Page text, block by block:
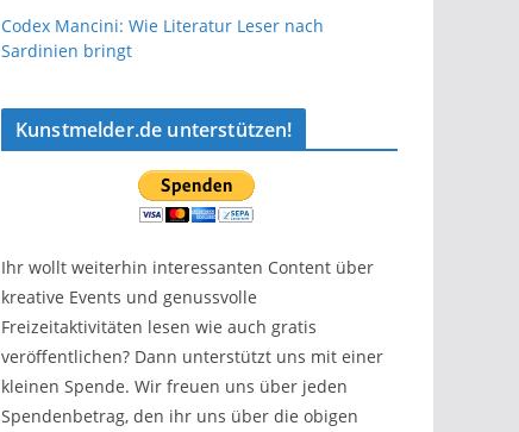
Codex Mancini: Wie Literatur Leser nach
Sardinien bringt
Kunstmelder.de unterstützen!
Ihr wollt weiterhin interessanten Content über
kreative Events und genussvolle
Freizeitaktivitäten lesen wie auch gratis
veröffentlichen? Dann unterstützt uns mit einer
kleinen Spende. Wir freuen uns über jeden
Spendenbetrag, den ihr uns über die obigen